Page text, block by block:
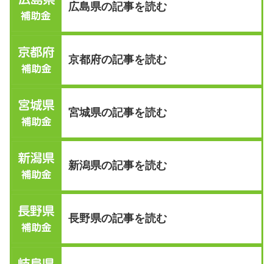
広島県の記事を読む
京都府の記事を読む
宮城県の記事を読む
新潟県の記事を読む
長野県の記事を読む